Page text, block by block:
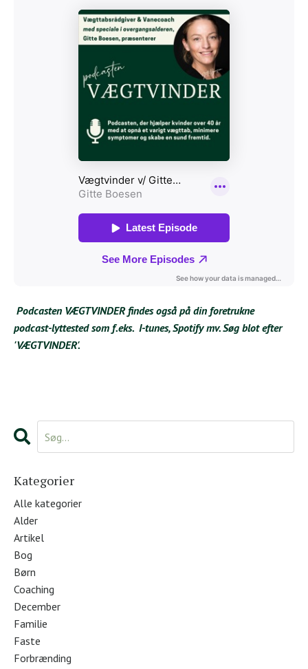
Podcasten VÆGTVINDER findes også på din foretrukne
podcast-lyttested som f.eks. I-tunes,Spotifymv. Søg blot efter
'VÆGTVINDER'.
Kategorier
Alle kategorier
Alder
Artikel
Bog
Børn
Coaching
December
Familie
Faste
Forbrænding